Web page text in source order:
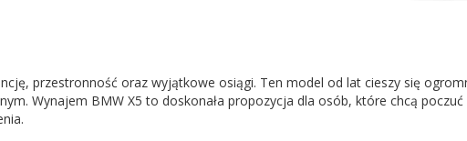
przestronność oraz wyjątkowe osiągi. Ten model od lat cieszy się
Wynajem BMW X5 to doskonała propozycja dla osób, które chcą